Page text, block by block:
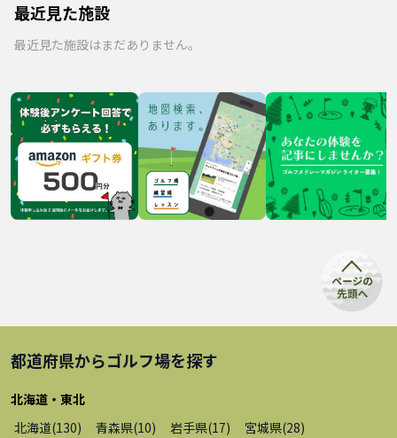
最近見た施設
最近見た施設はまだありません。
都道府県からゴルフ場を探す
北海道・東北
北海道(130) 青森県(10) 岩手県(17) 宮城県(28)